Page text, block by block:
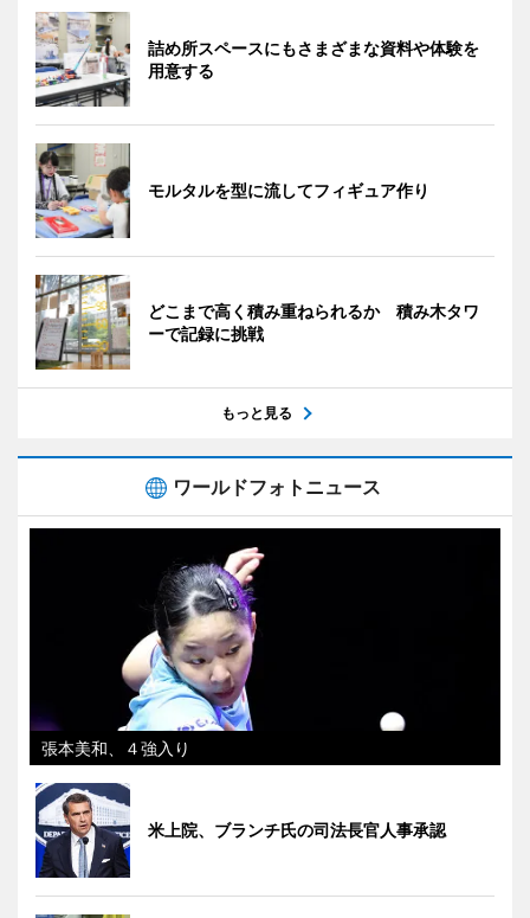
詰め所スペースにもさまざまな資料や体験を
用意する
モルタルを型に流してフィギュア作り
どこまで高く積み重ねられるか 積み木タワ
ーで記録に挑戦
もっと見る
ワールドフォトニュース
張本美和、４強入り
米上院、ブランチ氏の司法長官人事承認